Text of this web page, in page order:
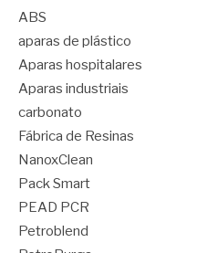
ABS
aparas de plástico
Aparas hospitalares
Aparas industriais
carbonato
Fábrica de Resinas
NanoxClean
Pack Smart
PEAD PCR
Petroblend